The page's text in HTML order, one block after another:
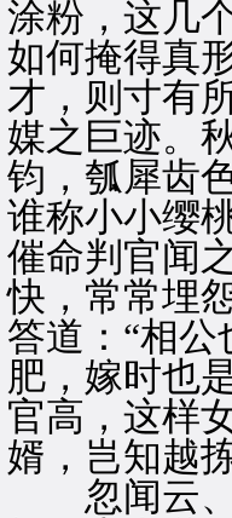
涂粉，这几
如何掩得真
才，则寸有
媒之巨迹。
钧，瓠犀齿
谁称小小缨
催命判官闻
快，常常埋
答道：“相
肥，嫁时也
官高，这样
婿，岂知越
忽闻云、